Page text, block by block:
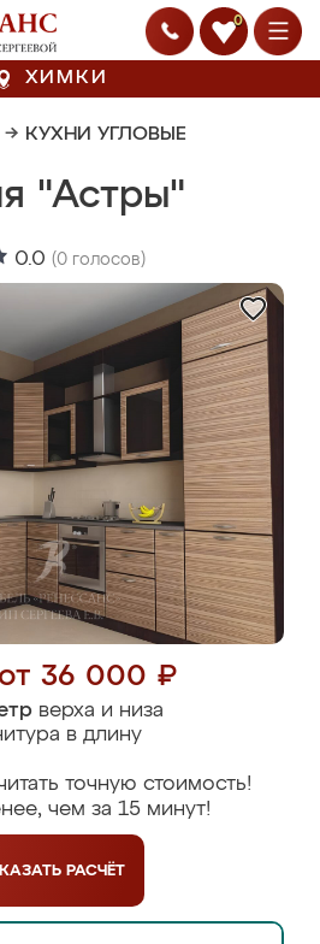
0
ХИМКИ
→ КУХНИ УГЛОВЫЕ
"Астры"
0.0 (0 голосов)
36 000 ₽
верха и низа
в длину
точную стоимость!
чем за 15 минут!
РАСЧЁТ